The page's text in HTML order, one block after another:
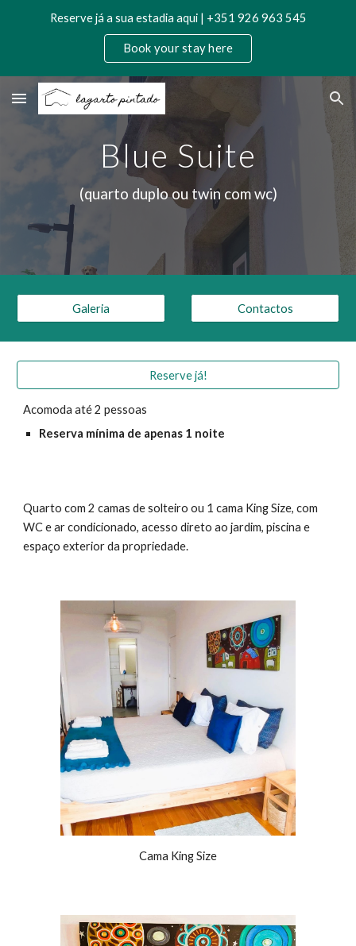
Skip to main content
Reserve já a sua estadia aqui | +351 926 963 545
Book your stay here
Blue Suite
(quarto duplo ou twin com wc)
Galeria Contactos
Reserve já!
Acomoda até 2 pessoas
Reserva mínima de apenas 1 noite
Quarto com2 camas de solteiro ou 1 cama King Size, com
WCe ar condicionado, acesso direto ao jardim, piscina e
espaço exterior da propriedade.
Cama King Size